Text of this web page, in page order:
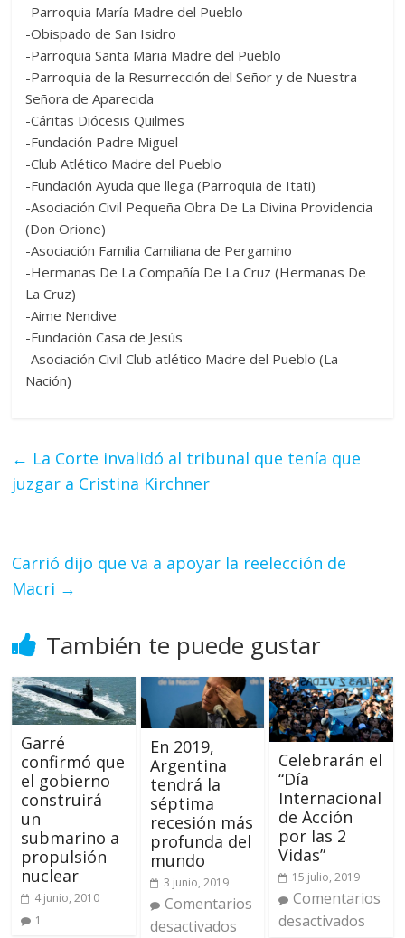
-Parroquia María Madre del Pueblo
-Obispado de San Isidro
-Parroquia Santa Maria Madre del Pueblo
-Parroquia de la Resurrección del Señor y de Nuestra
Señora de Aparecida
-Cáritas Diócesis Quilmes
-Fundación Padre Miguel
-Club Atlético Madre del Pueblo
-Fundación Ayuda que llega (Parroquia de Itati)
-Asociación Civil Pequeña Obra De La Divina Providencia
(Don Orione)
-Asociación Familia Camiliana de Pergamino
-Hermanas De La Compañía De La Cruz (Hermanas De
La Cruz)
-Aime Nendive
-Fundación Casa de Jesús
-Asociación Civil Club atlético Madre del Pueblo (La
Nación)
← La Corte invalidó al tribunal que tenía que
juzgar a Cristina Kirchner
Carrió dijo que va a apoyar la reelección de
Macri →
También te puede gustar
Garré
confirmó que
el gobierno
construirá
un
submarino a
propulsión
nuclear
4 junio, 2010
1
En 2019,
Argentina
tendrá la
séptima
recesión más
profunda del
mundo
3 junio, 2019
Comentarios
desactivados
Celebrarán el
“Día
Internacional
de Acción
por las 2
Vidas”
15 julio, 2019
Comentarios
desactivados